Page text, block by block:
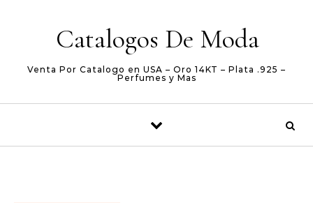
Catalogos De Moda
Venta Por Catalogo en USA – Oro 14KT – Plata .925 –
Perfumes y Mas